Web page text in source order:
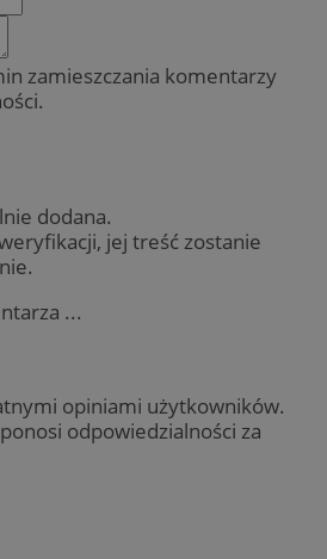
zamieszczania komentarzy
dodana.
jej treść zostanie
...
opiniami użytkowników.
odpowiedzialności za